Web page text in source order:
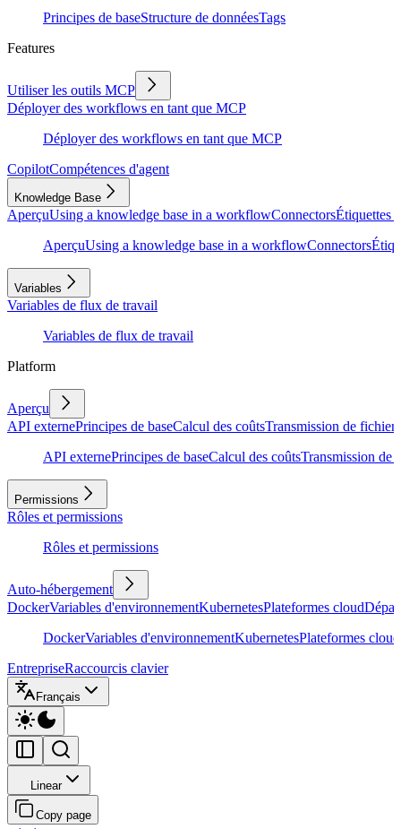
Principes de baseStructure de donnéesTags
Features
Utiliser les outils MCP
Déployer des workflows en tant que MCP
Déployer des workflows en tant que MCP
CopilotCompétences d'agent
Knowledge Base
AperçuUsing a knowledge base in a workflowConnectorsÉtiquettes
AperçuUsing a knowledge base in a workflowConnectors
Variables
Variables de flux de travail
Variables de flux de travail
Platform
Aperçu
API externePrincipes de baseCalcul des coûtsTransmission de fichiers
API externePrincipes de baseCalcul des coûtsTransmission de
Permissions
Rôles et permissions
Rôles et permissions
Auto-hébergement
DockerVariables d'environnementKubernetesPlateformes cloud
DockerVariables d'environnementKubernetesPlateformes cloud
EntrepriseRaccourcis clavier
Français
Linear
Copy page